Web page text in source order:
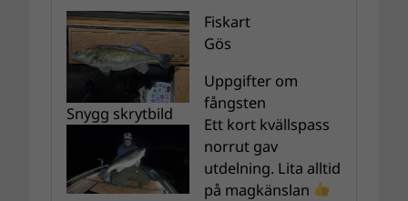
Snygg skrytbild
Fiskart
Gös
Uppgifter om
fångsten
Ett kort kvällspass
norrut gav
utdelning. Lita alltid
på magkänslan